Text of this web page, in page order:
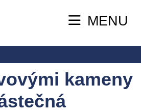
MENU
kameny